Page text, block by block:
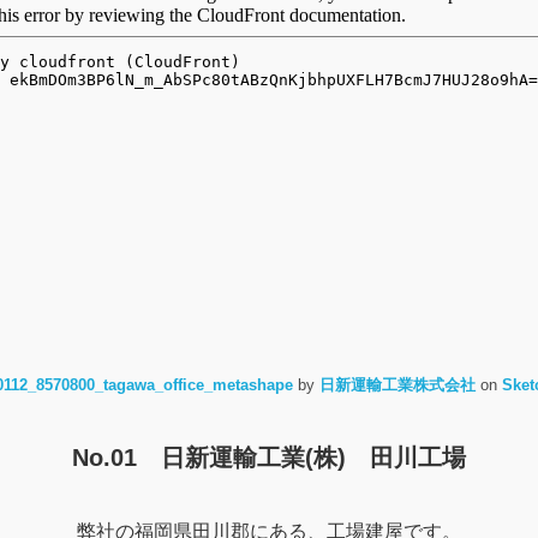
by 日新運輸工業株式会社on
No.01 日新運輸工業(株) 田川工場
弊社の福岡県田川郡にある、工場建屋です。